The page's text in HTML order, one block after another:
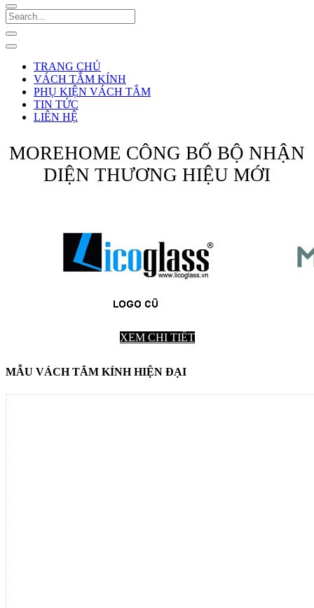
TRANG CHỦ
VÁCH TẮM KÍNH
PHỤ KIỆN VÁCH TẮM
TIN TỨC
LIÊN HỆ
MOREHOME CÔNG BỐ BỘ NHẬN
DIỆN THƯƠNG HIỆU MỚI
XEM CHI TIẾT
MẪU VÁCH TẮM KÍNH HIỆN ĐẠI